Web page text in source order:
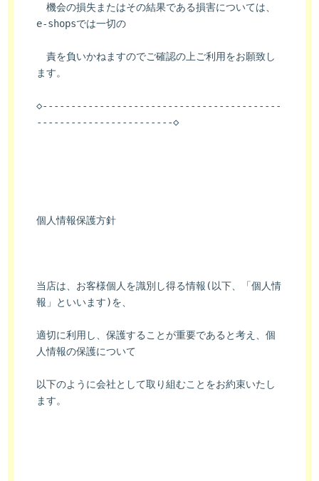
機会の損失またはその結果である損害については、
e-shopsでは一切の
責を負いかねますのでご確認の上ご利用をお願致し
ます。
◇------------------------------------------
------------------------◇
個人情報保護方針
当店は、お客様個人を識別し得る情報(以下、「個人情
報」といいます)を、
適切に利用し、保護することが重要であると考え、個
人情報の保護について
以下のように会社として取り組むことをお約束いたし
ます。